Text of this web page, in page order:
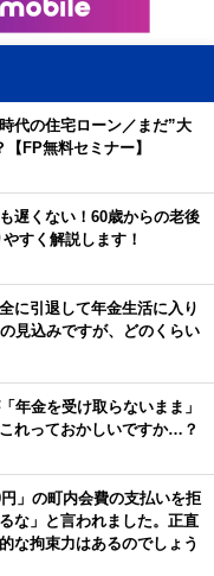
代の住宅ローン／まだ”大
FP無料セミナー】
遅くない！60歳からの老後
すく解説します！
に引退して年金生活に入り
見込みですが、どのくらい
年金を受け取らないまま」
れっておかしいですか…？
」の町内会費の支払いを拒
な」と言われました。正直
な拘束力はあるのでしょう